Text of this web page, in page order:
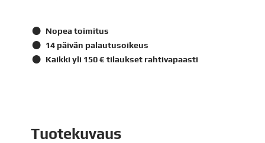
Nopea toimitus
14 päivän palautusoikeus
Kaikki yli 150 € tilaukset rahtivapaasti
Tuotekuvaus